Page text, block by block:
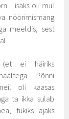
Lisaks oli mul
nöörimismäng
meeldis, sest
(et ei häiriks
Põnni
oli kaasas
ta ikka sulab
tükiks ajaks